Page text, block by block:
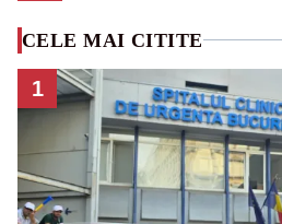
CELE MAI CITITE
1